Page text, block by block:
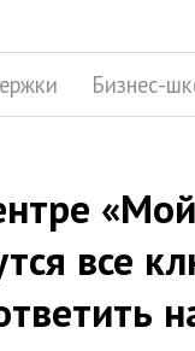
Бизнес-
все